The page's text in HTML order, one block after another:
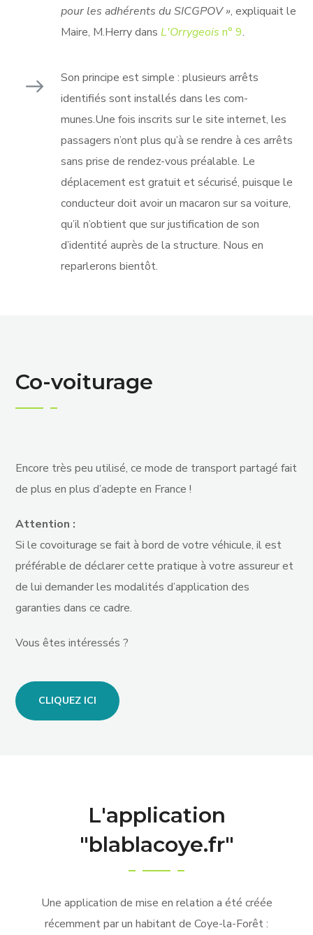
pour les adhérents du SICGPOV », expliquait le
Maire, M.Herry dansL'Orrygeois n° 9.
Son principe est simple : plusieurs arrêts
identifiés sont installés dans les com-
munes.Une fois inscrits sur le site internet, les
passagers n’ont plus qu’à se rendre à ces arrêts
sans prise de rendez-vous préalable. Le
déplacement est gratuit et sécurisé, puisque le
conducteur doit avoir un macaron sur sa voiture,
qu’il n’obtient que sur justification de son
d’identité auprès de la structure. Nous en
reparlerons bientôt.
Co-voiturage
Encore très peu utilisé, ce mode de transport partagé fait
de plus en plus d’adepte en France !
Attention :
Si le covoiturage se fait à bord de votre véhicule, il est
préférable de déclarer cette pratique à votre assureur et
de lui demander les modalités d’application des
garanties dans ce cadre.
Vous êtes intéressés ?
CLIQUEZ ICI
L'application
"blablacoye.fr"
Une application de mise en relation a été créée
récemment par un habitant de Coye-la-Forêt :